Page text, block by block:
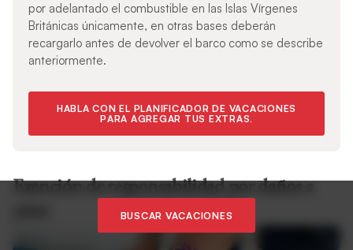
por adelantado el combustible en las Islas Vírgenes
Británicas únicamente, en otras bases deberán
recargarlo antes de devolver el barco como se describe
anteriormente.
HABLA CON EL PLANIFICADOR DE VACACIONES
PARA AGREGAR TUS EXTRAS.
Exención de responsabilidad por daños a
BUSCAR VACACIONES